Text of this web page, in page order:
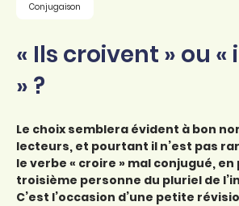
Conjugaison
« Ils croivent » ou
» ?
Le choix semblera évident à bon
lecteurs, et pourtant il n’est pas
le verbe « croire » mal conjugué,
troisième personne du pluriel de
C’est l’occasion d’une petite